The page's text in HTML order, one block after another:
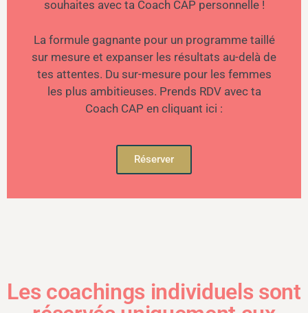
souhaites avec ta Coach CAP personnelle !
La formule gagnante pour un programme taillé
sur mesure et expanser les résultats au-delà de
tes attentes. Du sur-mesure pour les femmes
les plus ambitieuses. Prends RDV avec ta
Coach CAP en cliquant ici :
Réserver
Les coachings individuels sont